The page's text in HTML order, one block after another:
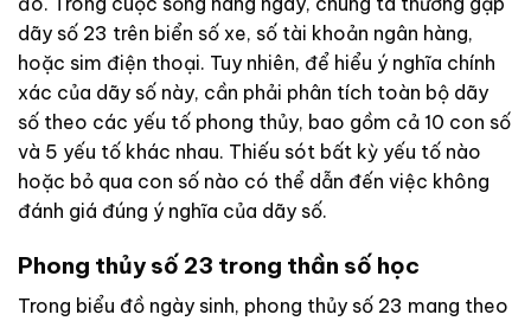
dãy số 23 trên biển số xe, số tài khoản ngân hàng,
hoặc sim điện thoại. Tuy nhiên, để hiểu ý nghĩa chính
xác của dãy số này, cần phải phân tích toàn bộ dãy
số theo các yếu tố phong thủy, bao gồm cả 10 con số
và 5 yếu tố khác nhau. Thiếu sót bất kỳ yếu tố nào
hoặc bỏ qua con số nào có thể dẫn đến việc không
đánh giá đúng ý nghĩa của dãy số.
Phong thủy số 23 trong thần số học
Trong biểu đồ ngày sinh, phong thủy số 23 mang theo